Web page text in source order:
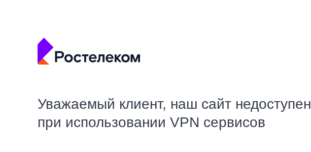
Уважаемый клиент, наш сайт недоступен
при использовании VPN сервисов